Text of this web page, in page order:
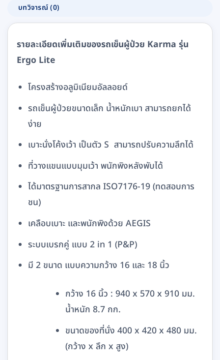
บทวิจารณ์ (0)
รายละเอียดเพิ่มเติมของรถเข็นผู้ป่วย Karma รุ่น
Ergo Lite
โครงสร้างอลูมิเนียมอัลลอยด์
รถเข็นผู้ป่วยขนาดเล็ก น้ำหนักเบา สามารถยกได้
ง่าย
เบาะนั่งโค้งเว้า เป็นตัว S สามารถปรับความลึกได้
ที่วางแขนแบบมุมเว้า พนักพิงหลังพับได้
ได้มาตรฐานการสากล ISO7176-19 (ทดสอบการ
ชน)
เคลือบเบาะ และพนักพิงด้วย AEGIS
ระบบเบรกคู่ แบบ 2 in 1 (P&P)
มี 2 ขนาด แบบความกว้าง 16 และ 18 นิ้ว
กว้าง 16 นิ้ว : 940 x 570 x 910 มม.
น้ำหนัก 8.7 กก.
ขนาดของที่นั่ง 400 x 420 x 480 มม.
(กว้าง x ลึก x สูง)